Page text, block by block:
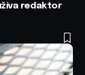
redaktor